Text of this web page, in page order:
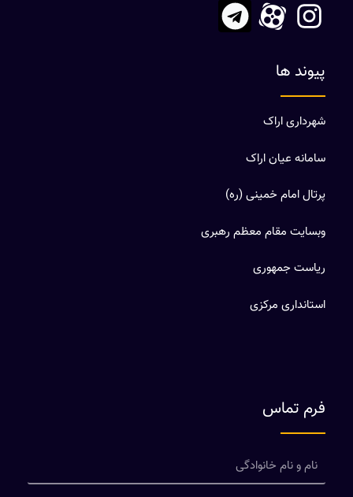
پیوند ها
شهرداری اراک
سامانه عیان اراک
پرتال امام خمینی (ره)
وبسایت مقام معظم رهبری
ریاست جمهوری
استانداری مرکزی
فرم تماس